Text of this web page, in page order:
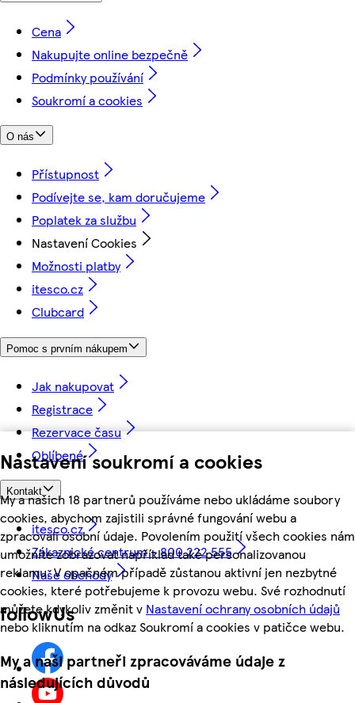
Nastavení soukromí a cookies
My a našich 18 partnerů používáme nebo ukládáme soubory
cookies, abychom zajistili správné fungování webu a
zpracovali osobní údaje. Povolením použití všech cookies nám
umožníte zobrazovat například také personalizovanou
reklamu. V opačném případě zůstanou aktivní jen nezbytné
cookies, které potřebujeme k provozu webu. Své rozhodnutí
můžete kdykoliv změnit v Nastavení ochrany osobních údajů
nebo kliknutím na odkaz Soukromí a cookies v patičce webu.
My a naši partneři zpracováváme údaje z
následujících důvodů
Cena
Nakupujte online bezpečně
Podmínky používání
Soukromí a cookies
O nás
Přístupnost
Podívejte se, kam doručujeme
Poplatek za službu
Nastavení Cookies
Možnosti platby
itesco.cz
Clubcard
Pomoc s prvním nákupem
Jak nakupovat
Registrace
Rezervace času
Oblíbené
Kontakt
itesco.cz
Zákaznické centrum - 800 222 555
Naše obchody
followUs